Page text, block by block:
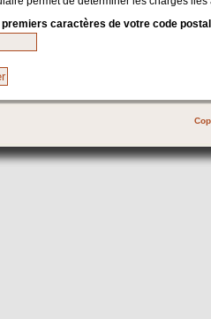
premiers caractères de votre code